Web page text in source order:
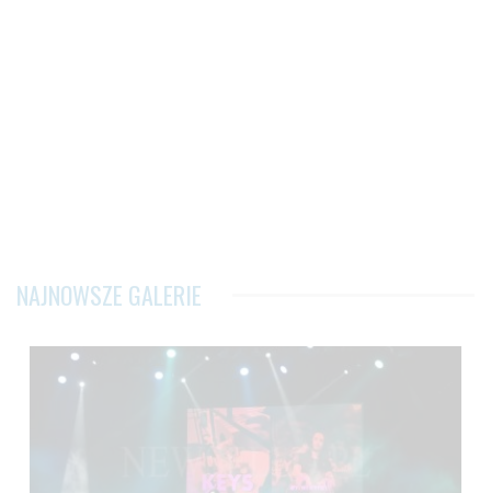
NAJNOWSZE GALERIE